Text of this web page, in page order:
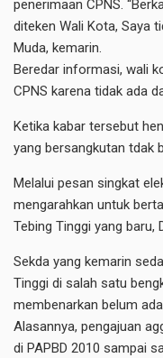
penerimaan CPNS.
diteken Wali Kota, Saya
Muda, kemarin.
Beredar informasi, wali
CPNS karena tidak ada
Ketika kabar tersebut
yang bersangkutan tdak
Melalui pesan singkat
mengarahkan untuk
Tebing Tinggi yang baru,
Sekda yang kemarin
Tinggi di salah satu
membenarkan belum
Alasannya, pengajuan
di PAPBD 2010 sampai